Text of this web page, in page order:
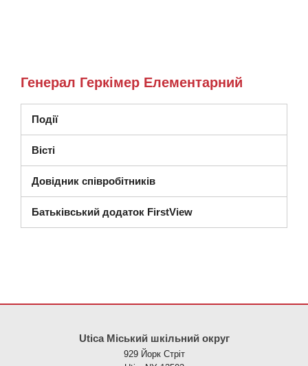
Генерал Геркімер Елементарний
Події
Вісті
Довідник співробітників
Батьківський додаток FirstView
Utica Міський шкільний округ
929 Йорк Стріт